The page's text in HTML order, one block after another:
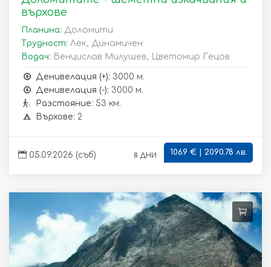
върхове
Планина: Доломити
Трудност: Лек, Динамичен
Водач: Венцислав Милушев, Цветомир Гецов
Денивелация (+): 3000 м.
Денивелация (-): 3000 м.
Разстояние: 53 км.
Върхове: 2
05.09.2026 (съб) 8 дни 1069 € | 2090.78 лв.